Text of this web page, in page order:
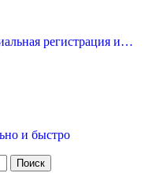
регистрация и…
и быстро